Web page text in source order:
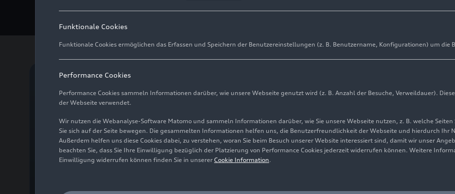
Benzin Diesel
Funktionale Cookies
Funktionale Cookies ermöglichen das Erfassen und Speichern der Benutzereinstellungen (z. B. Benutzername, Konfigurationen) um
Performance Cookies
Performance Cookies sammeln Informationen darüber, wie unsere Webseite genutzt wird (z. B. Anzahl der Besuche, Verweildauer).
der Webseite verwendet.
Wir nutzen die Webanalyse-Software Matomo und sammeln Informationen darüber, wie Sie unsere Webseite nutzen, z. B. welche Seiten
Sie sich auf der Seite bewegen. Die gesammelten Informationen helfen uns, die Benutzerfreundlichkeit der Webseite und hierdurch Ihr
Außerdem helfen uns diese Cookies dabei, zu verstehen, woran Sie beim Besuch unserer Website interessiert sind, damit wir unser
beachten Sie, dass Sie Ihre Einwilligung bezüglich der Platzierung von Performance Cookies jederzeit widerrufen können. Weitere
Einwilligung widerrufen können finden Sie in unserer Cookie Information.